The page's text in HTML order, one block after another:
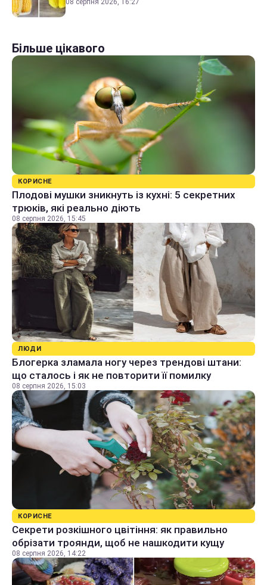
08 серпня 2026, 16:27
Більше цікавого
КОРИСНЕ
Плодові мушки зникнуть із кухні: 5 секретних
трюків, які реально діють
08 серпня 2026, 15:45
ЛЮДИ
Блогерка зламала ногу через трендові штани:
що сталось і як не повторити її помилку
08 серпня 2026, 15:03
КОРИСНЕ
Секрети розкішного цвітіння: як правильно
обрізати троянди, щоб не нашкодити кущу
08 серпня 2026, 14:22